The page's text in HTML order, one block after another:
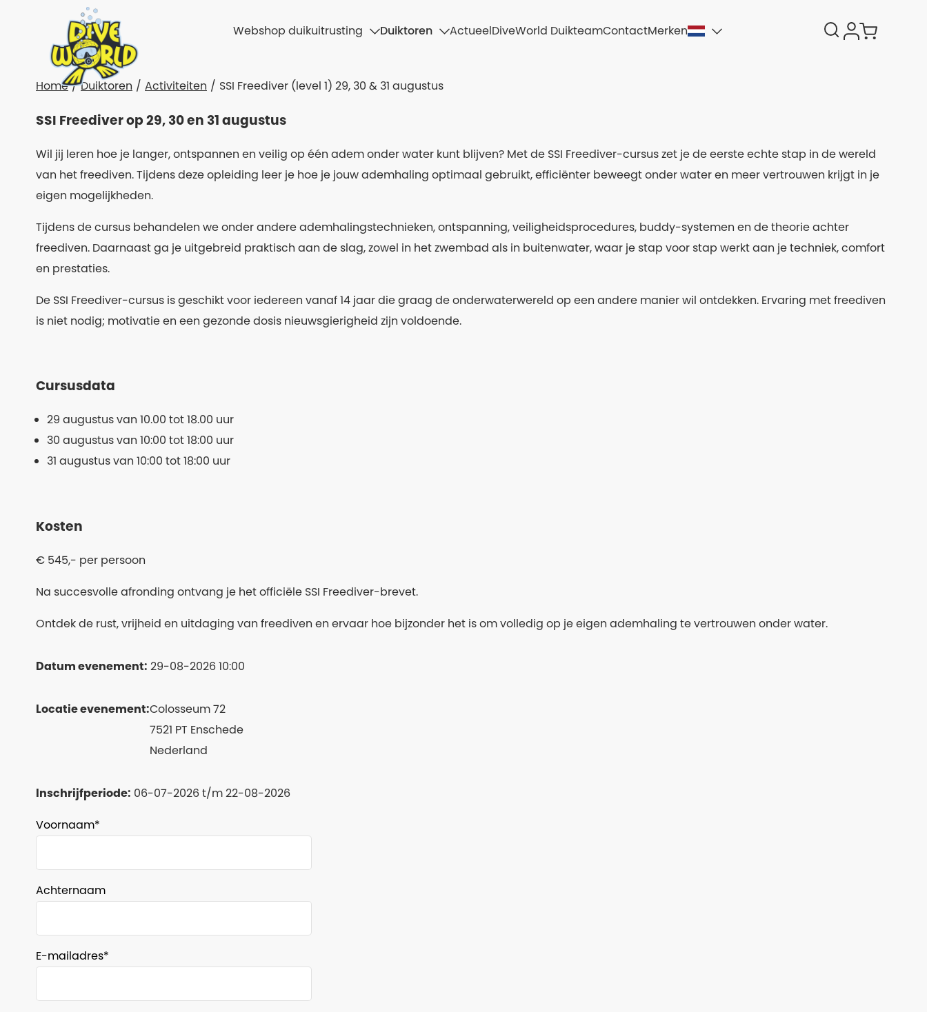
Webshop duikuitrusting Duiktoren ActueelDiveWorld DuikteamContactMerken
Home Duiktoren Activiteiten SSI Freediver (level 1) 29, 30 & 31 augustus
SSI Freediver op 29, 30 en 31 augustus
Wil jij leren hoe je langer, ontspannen en veilig op één adem onder water kunt blijven? Met de SSI Freediver-cursus zet je de eerste echte stap in de wereld
van het freediven. Tijdens deze opleiding leer je hoe je jouw ademhaling optimaal gebruikt, efficiënter beweegt onder water en meer vertrouwen krijgt in je
eigen mogelijkheden.
Tijdens de cursus behandelen we onder andere ademhalingstechnieken, ontspanning, veiligheidsprocedures, buddy-systemen en de theorie achter
freediven. Daarnaast ga je uitgebreid praktisch aan de slag, zowel in het zwembad als in buitenwater, waar je stap voor stap werkt aan je techniek, comfort
en prestaties.
De SSI Freediver-cursus is geschikt voor iedereen vanaf 14 jaar die graag de onderwaterwereld op een andere manier wil ontdekken. Ervaring met freediven
is niet nodig; motivatie en een gezonde dosis nieuwsgierigheid zijn voldoende.
Cursusdata
29 augustus van 10.00 tot 18.00 uur
30 augustus van 10:00 tot 18:00 uur
31 augustus van 10:00 tot 18:00 uur
Kosten
€ 545,- per persoon
Na succesvolle afronding ontvang je het officiële SSI Freediver-brevet.
Ontdek de rust, vrijheid en uitdaging van freediven en ervaar hoe bijzonder het is om volledig op je eigen ademhaling te vertrouwen onder water.
Datum evenement: 29-08-2026 10:00
Locatie evenement:Colosseum 72
7521 PT Enschede
Nederland
Inschrijfperiode: 06-07-2026 t/m 22-08-2026
Voornaam
Achternaam
E-mailadres